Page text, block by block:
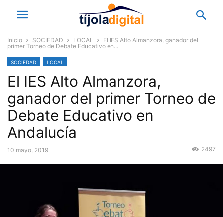
Inicio SOCIEDAD LOCAL
El IES Alto Almanzora, ganador del
primer Torneo de Debate Educativo en...
SOCIEDAD LOCAL
El IES Alto Almanzora,
ganador del primer Torneo de
Debate Educativo en
Andalucía
10 mayo, 2019 2497